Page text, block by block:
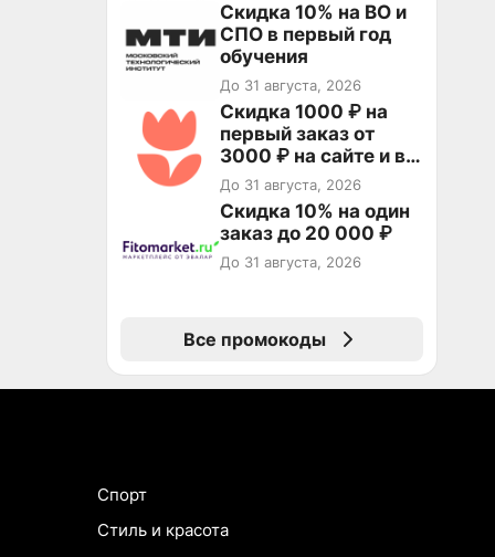
Скидка 10% на ВО и
СПО в первый год
обучения
До 31 августа, 2026
Скидка 1000 ₽ на
первый заказ от
3000 ₽ на сайте и в
приложении
До 31 августа, 2026
Скидка 10% на один
заказ до 20 000 ₽
До 31 августа, 2026
Все промокоды
Спорт
Стиль и красота